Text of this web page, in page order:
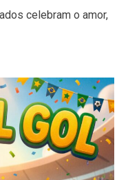
celebram o amor,